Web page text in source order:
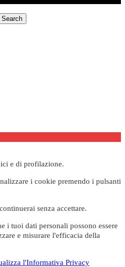
Search
e di profilazione.
i cookie premendo i pulsanti
senza accettare.
i tuoi dati personali possono essere
e misurare l'efficacia della
l'Informativa Privacy